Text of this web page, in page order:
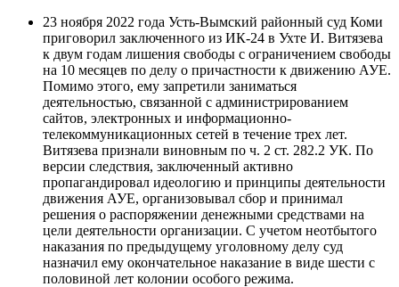
23 ноября 2022 года Усть-Вымский районный суд Коми
приговорил заключенного из ИК-24 в Ухте И. Витязева
к двум годам лишения свободы с ограничением свободы
на 10 месяцев по делу о причастности к движению АУЕ.
Помимо этого, ему запретили заниматься
деятельностью, связанной с администрированием
сайтов, электронных и информационно-
телекоммуникационных сетей в течение трех лет.
Витязева признали виновным по ч. 2 ст. 282.2 УК. По
версии следствия, заключенный активно
пропагандировал идеологию и принципы деятельности
движения АУЕ, организовывал сбор и принимал
решения о распоряжении денежными средствами на
цели деятельности организации. С учетом неотбытого
наказания по предыдущему уголовному делу суд
назначил ему окончательное наказание в виде шести с
половиной лет колонии особого режима.